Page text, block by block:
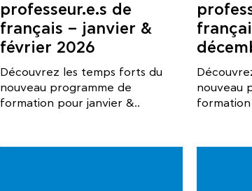
professeur.e.s de
français – janvier &
février 2026
Découvrez les temps forts du
nouveau programme de
formation pour janvier &..
nouveau